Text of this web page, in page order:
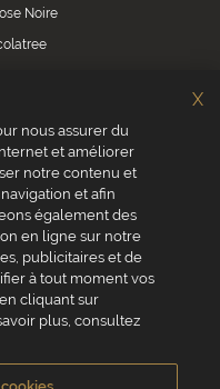
Noire
ROOSEVELT 26600 TAIN
Informativa Cookies
nous assurer du
et améliorer
notre contenu et
et afin
également des
en ligne sur notre
publicitaires et de
à tout moment vos
cliquant sur
plus, consultez
X